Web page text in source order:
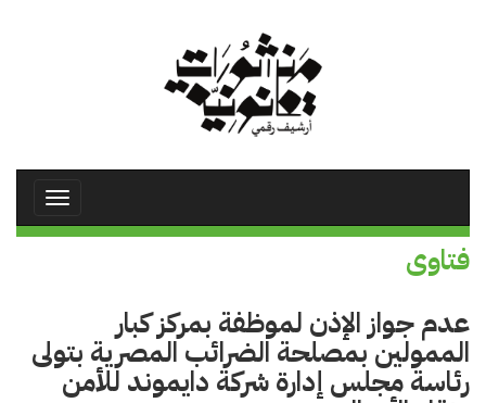
Toggle
فتاوى
عدم جواز الإذن لموظفة بمركز كبار
الممولين بمصلحة الضرائب المصرية بتولى
رئاسة مجلس إدارة شركة دايموند للأمن